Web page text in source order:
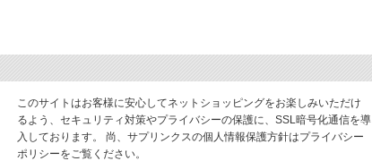
このサイトはお客様に安心してネットショッピングをお楽しみいただけ
るよう、セキュリティ対策やプライバシーの保護に、SSL暗号化通信を導
入しております。 尚、サプリンクスの個人情報保護方針はプライバシー
ポリシーをご覧ください。